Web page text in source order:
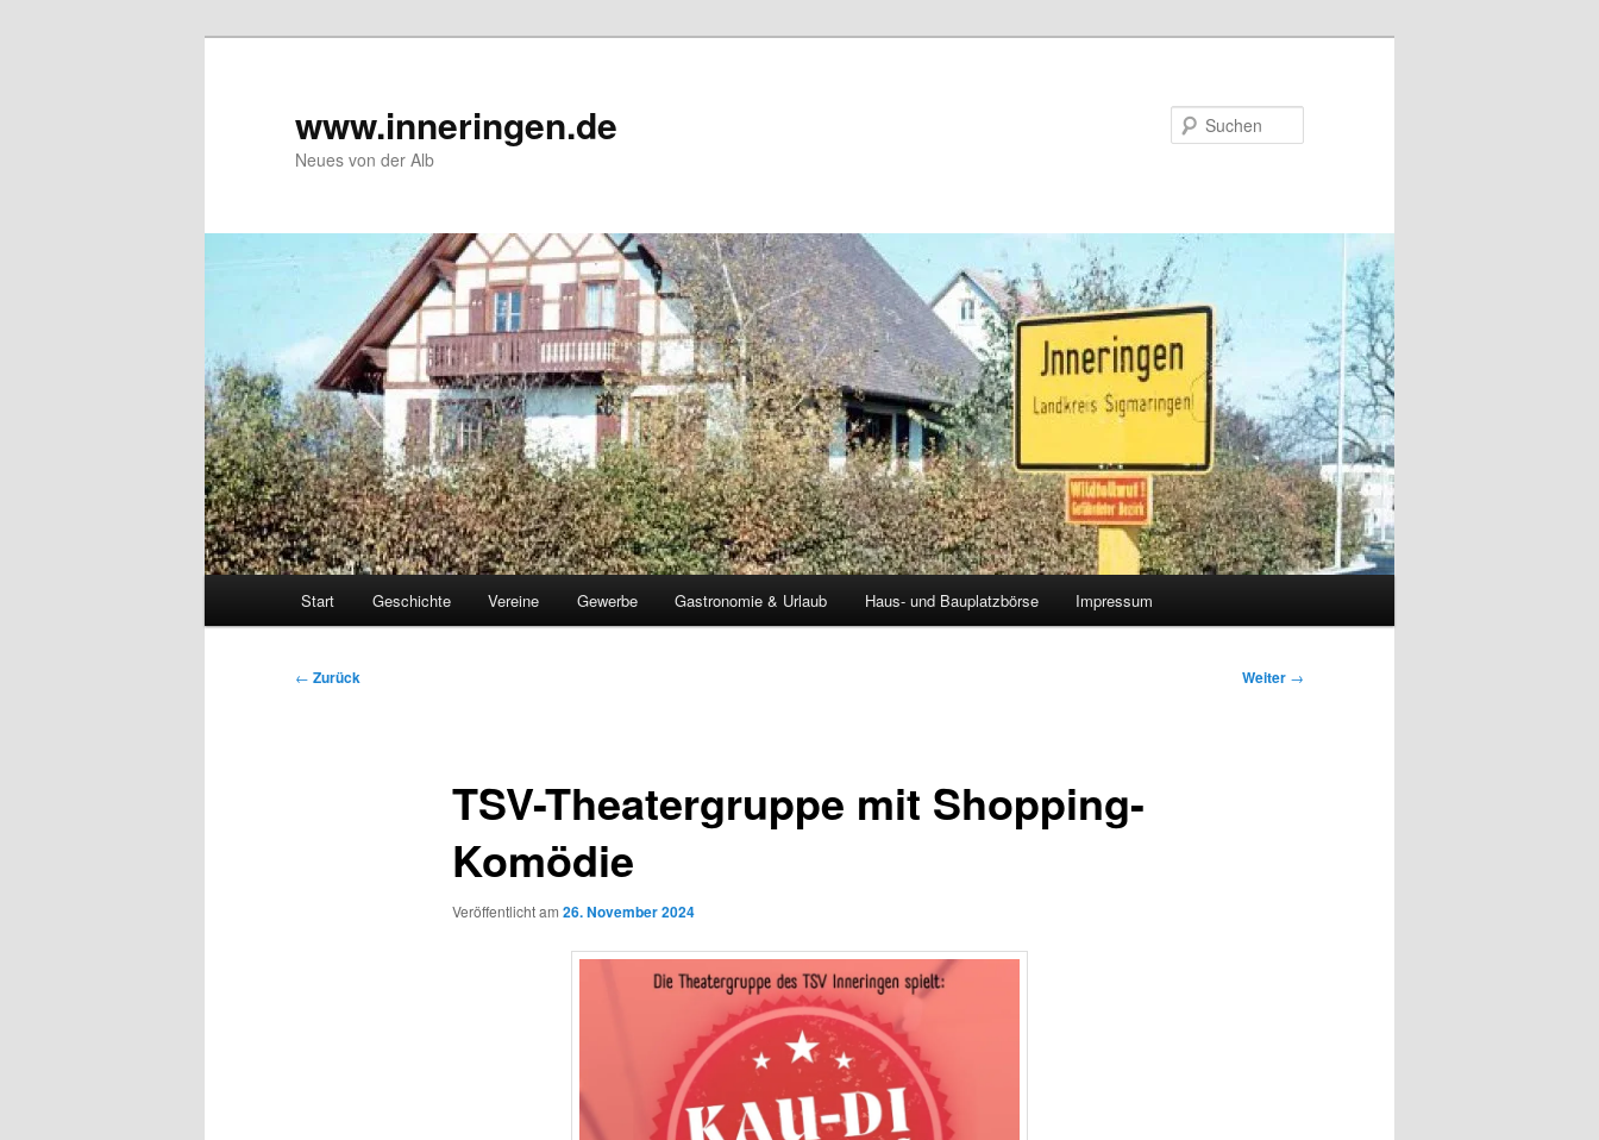
www.inneringen.de
Neues von der Alb
Start Geschichte Vereine Gewerbe Gastronomie & Urlaub Haus- und Bauplatzbörse Impressum
Beitragsnavigation
← Zurück Weiter →
TSV-Theatergruppe mit Shopping-
Komödie
Veröffentlicht am 26. November 2024